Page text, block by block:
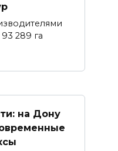
289 га
на Дону